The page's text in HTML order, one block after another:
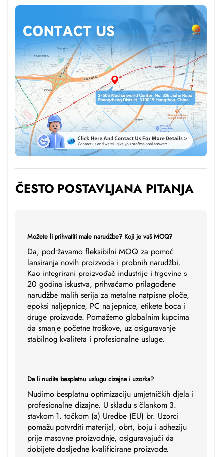
ČESTO POSTAVLJANA PITANJA
Možete li prihvatiti male narudžbe? Koji je vaš MOQ?
Da, podržavamo fleksibilni MOQ za pomoć
lansiranja novih proizvoda i probnih narudžbi.
Kao integrirani proizvođač industrije i trgovine s
20 godina iskustva, prihvaćamo prilagođene
narudžbe malih serija za metalne natpisne ploče,
epoksi naljepnice, PC naljepnice, etikete boca i
druge proizvode. Pomažemo globalnim kupcima
da smanje početne troškove, uz osiguravanje
stabilnog kvaliteta i profesionalne usluge.
Da li nudite besplatnu uslugu dizajna i uzorka?
Nudimo besplatnu optimizaciju umjetničkih djela i
profesionalne dizajne. U skladu s člankom 3.
stavkom 1. točkom (a) Uredbe (EU) br. Uzorci
pomažu potvrditi materijal, obrt, boju i adheziju
prije masovne proizvodnje, osiguravajući da
dobijete dosljedne kvalificirane proizvode.